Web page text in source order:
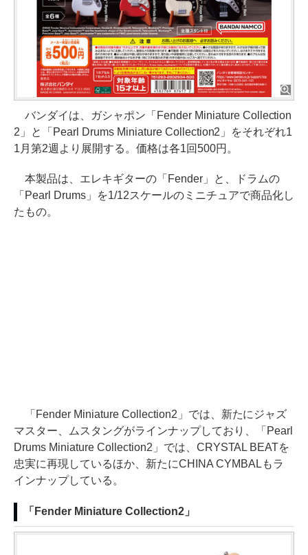
バンダイは、ガシャポン「Fender Miniature Collection
2」と「Pearl Drums Miniature Collection2」をそれぞれ1
1月第2週より展開する。価格は各1回500円。
本製品は、エレキギターの「Fender」と、ドラムの
「Pearl Drums」を1/12スケールのミニチュアで商品化し
たもの。
「Fender Miniature Collection2」では、新たにジャズ
マスター、ムスタングがラインナップしており、「Pearl
Drums Miniature Collection2」では、CRYSTAL BEATを
忠実に再現しているほか、新たにCHINA CYMBALもラ
インナップしている。
「Fender Miniature Collection2」